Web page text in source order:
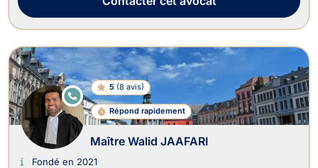
5 (8 avis)
Répond rapidement
E
N
LI
G
N
E
Maître Walid JAAFARI
Fondé en 2021